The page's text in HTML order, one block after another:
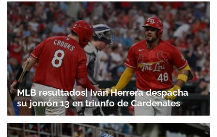
Gracias por suscribirte a nuestro boletín.
ACEPTAR
MLB resultados| Iván Herrera despacha
su jonrón 13 en triunfo de Cardenales